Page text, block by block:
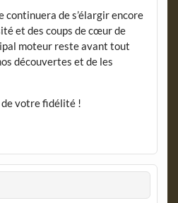
de s’élargir encore
et des coups de cœur de
moteur reste avant tout
découvertes et de les
votre fidélité !